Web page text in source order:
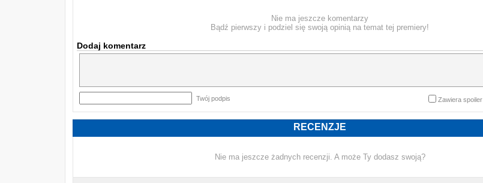
Nie ma jeszcze komentarzy
Bądź pierwszy i podziel się swoją opinią na temat tej premiery!
Dodaj komentarz
Twój podpis Zawiera spoiler
RECENZJE
Nie ma jeszcze żadnych recenzji. A może Ty dodasz swoją?